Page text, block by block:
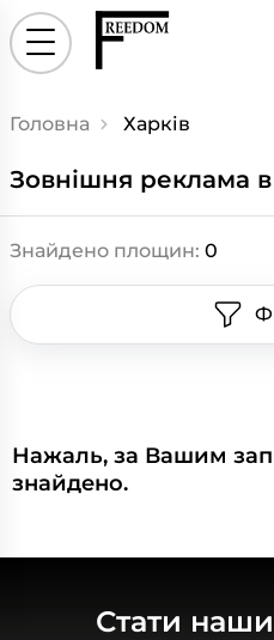
Головна Харків
Зовнішня реклама
Знайдено площин: 0
Нажаль, за Вашим
знайдено.
Стати